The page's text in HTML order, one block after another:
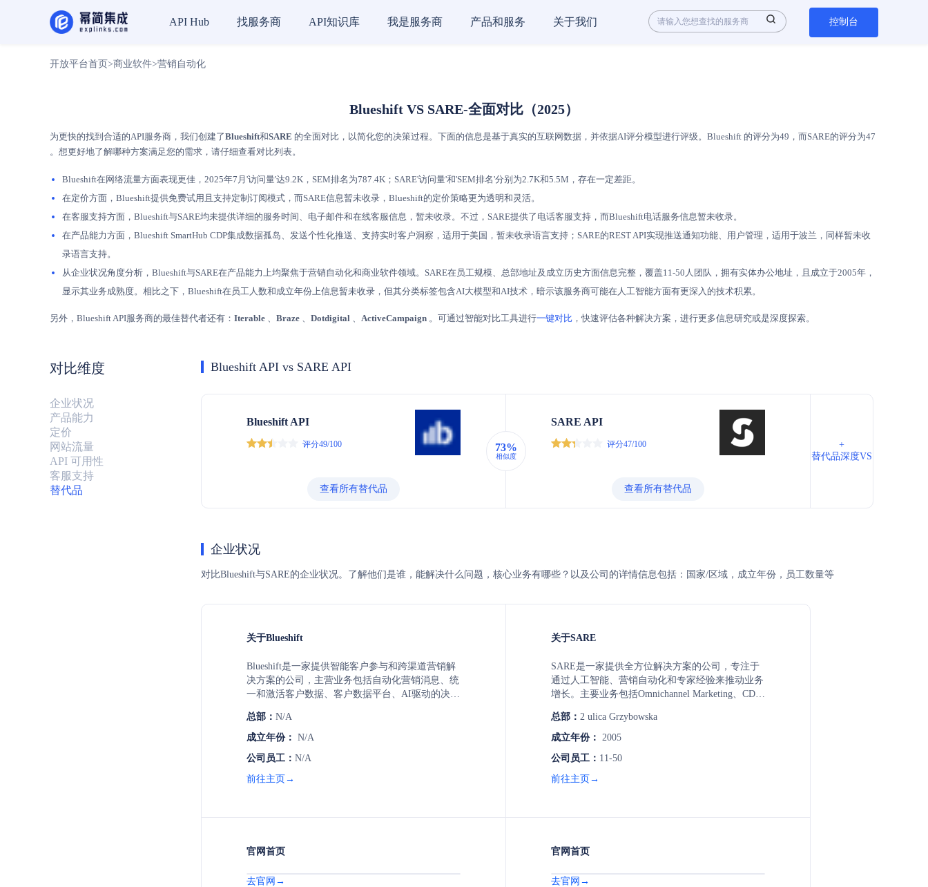
API Hub 找服务商 API知识库 我是服务商 产品和服务 关于我们 控制台
开放平台首页 >商业软件>营销自动化
Blueshift VS SARE-全面对比（2025）
为更快的找到合适的API服务商，我们创建了Blueshift和SARE 的全面对比，以简化您的决策过程。下面的信息是基于真实的互联网数据，并依据AI评分模型进行评级。Blueshift 的评分为49，而SARE的评分为47
。想更好地了解哪种方案满足您的需求，请仔细查看对比列表。
Blueshift在网络流量方面表现更佳，2025年7月'访问量'达9.2K，SEM排名为787.4K；SARE'访问量'和'SEM排名'分别为2.7K和5.5M，存在一定差距。
在定价方面，Blueshift提供免费试用且支持定制订阅模式，而SARE信息暂未收录，Blueshift的定价策略更为透明和灵活。
在客服支持方面，Blueshift与SARE均未提供详细的服务时间、电子邮件和在线客服信息，暂未收录。不过，SARE提供了电话客服支持，而Blueshift电话服务信息暂未收录。
在产品能力方面，Blueshift SmartHub CDP集成数据孤岛、发送个性化推送、支持实时客户洞察，适用于美国，暂未收录语言支持；SARE的REST API实现推送通知功能、用户管理，适用于波兰，同样暂未收
录语言支持。
从企业状况角度分析，Blueshift与SARE在产品能力上均聚焦于营销自动化和商业软件领域。SARE在员工规模、总部地址及成立历史方面信息完整，覆盖11-50人团队，拥有实体办公地址，且成立于2005年，
显示其业务成熟度。相比之下，Blueshift在员工人数和成立年份上信息暂未收录，但其分类标签包含AI大模型和AI技术，暗示该服务商可能在人工智能方面有更深入的技术积累。
另外，Blueshift API服务商的最佳替代者还有： Iterable 、 Braze 、 Dotdigital 、 ActiveCampaign 。可通过智能对比工具进行一键对比 ，快速评估各种解决方案，进行更多信息研究或是深度探索。
对比维度
企业状况
产品能力
定价
网站流量
API 可用性
客服支持
替代品
Blueshift API vs SARE API
Blueshift API
评分49/100
查看所有替代品
73%
相似度
SARE API
评分47/100
查看所有替代品
+
替代品深度VS
企业状况
对比Blueshift与SARE的企业状况。了解他们是谁，能解决什么问题，核心业务有哪些？以及公司的详情信息包括：国家/区域，成立年份，员工数量等
关于Blueshift
Blueshift是一家提供智能客户参与和跨渠道营销解
决方案的公司，主营业务包括自动化营销消息、统
一和激活客户数据、客户数据平台、AI驱动的决策
总部： N/A
成立年份： N/A
公司员工： N/A
前往主页→
关于SARE
SARE是一家提供全方位解决方案的公司，专注于
通过人工智能、营销自动化和专家经验来推动业务
增长。主要业务包括Omnichannel Marketing、CDP
服务。
总部： 2 ulica Grzybowska
成立年份： 2005
公司员工： 11-50
前往主页→
官网首页
去官网→
官网首页
去官网→